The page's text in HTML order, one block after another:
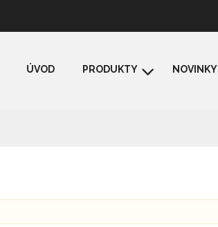
ÚVOD PRODUKTY NOVINKY